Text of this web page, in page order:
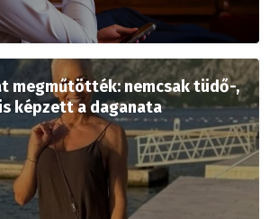
megműtötték: nemcsak tüdő-,
képzett a daganata